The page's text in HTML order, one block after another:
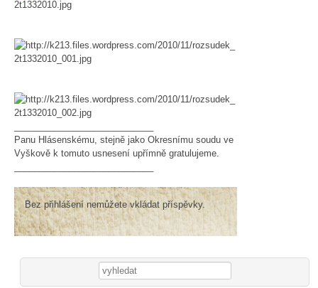
Panu Hlásenskému, stejně jako Okresnímu soudu ve
Vyškově k tomuto usnesení upřímně gratulujeme.
Bez přihlášení nemůžete vkládat příspěvky.
Vyhledávání